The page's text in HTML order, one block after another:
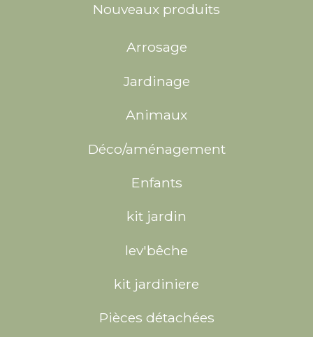
Nouveaux produits
Arrosage
Jardinage
Animaux
Déco/aménagement
Enfants
kit jardin
lev'bêche
kit jardiniere
Pièces détachées